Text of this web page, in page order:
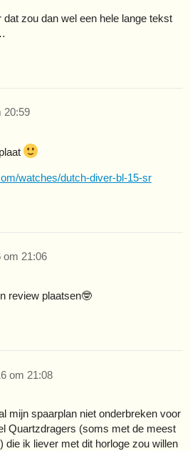
zou dan wel een hele lange tekst
20:59
watches/dutch-diver-bl-15-sr
om 21:06
review plaatsen🤓
om 21:08
mijn spaarplan niet onderbreken voor
Quartzdragers (soms met de meest
die ik liever met dit horloge zou willen